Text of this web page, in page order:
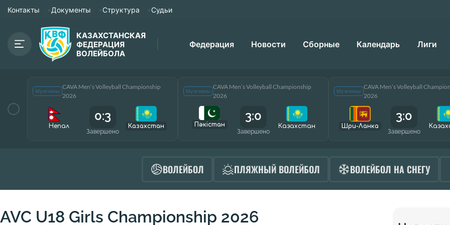
Контакты Документы Структура Судьи
КАЗАХСТАНСКАЯ
ФЕДЕРАЦИЯ
ВОЛЕЙБОЛА
Федерация Новости Сборные Календарь Лиги
Мужчины
CAVA Men’s Volleyball Championship
2026
Непал
0:3
Завершено
Казахстан
Мужчины
CAVA Men’s Volleyball Championship
2026
Пәкістан
3:0
Завершено
Казахстан
Мужчины
CAVA Men’s Volleyball
2026
Шри-Ланка
3:0
Завершено
ВОЛЕЙБОЛ ПЛЯЖНЫЙ ВОЛЕЙБОЛ ВОЛЕЙБОЛ НА СНЕГУ
AVC U18 Girls Championship 2026